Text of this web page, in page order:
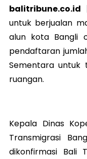
untuk berjualan
alun kota Bangli
pendaftaran
Sementara untuk
ruangan.
Kepala Dinas
Transmigrasi
dikonfirmasi Bali